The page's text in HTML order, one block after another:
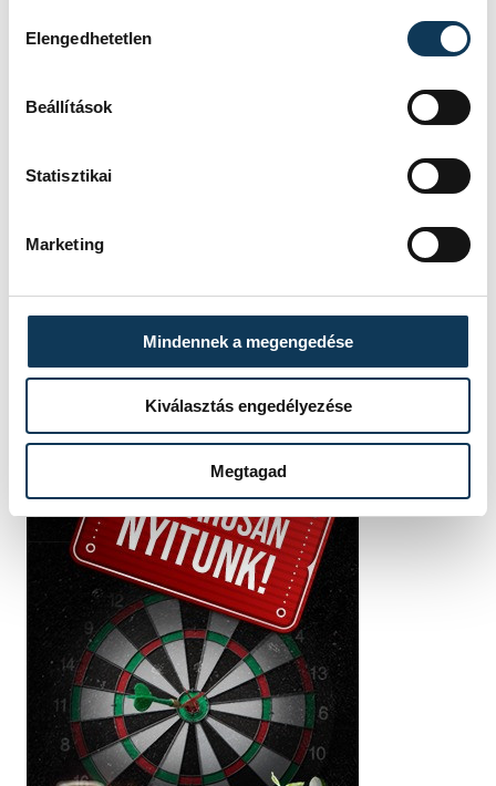
Elengedhetetlen
Beállítások
Statisztikai
Marketing
Mindennek a megengedése
Kiválasztás engedélyezése
Megtagad
Betlehem Dávid